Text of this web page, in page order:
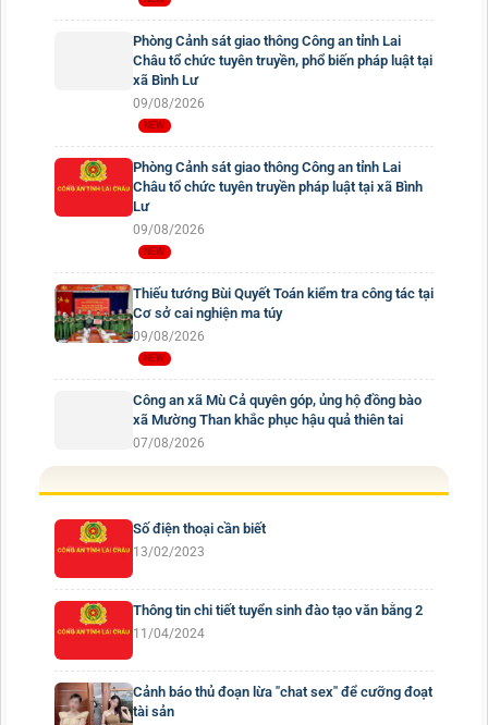
Phòng Cảnh sát giao thông Công an tỉnh Lai
Châu tổ chức tuyên truyền, phổ biến pháp luật tại
xã Bình Lư
09/08/2026
Phòng Cảnh sát giao thông Công an tỉnh Lai
Châu tổ chức tuyên truyền pháp luật tại xã Bình
Lư
09/08/2026
Thiếu tướng Bùi Quyết Toán kiểm tra công tác tại
Cơ sở cai nghiện ma túy
09/08/2026
Công an xã Mù Cả quyên góp, ủng hộ đồng bào
xã Mường Than khắc phục hậu quả thiên tai
07/08/2026
Số điện thoại cần biết
13/02/2023
Thông tin chi tiết tuyển sinh đào tạo văn bằng 2
11/04/2024
Cảnh báo thủ đoạn lừa "chat sex" để cưỡng đoạt
tài sản